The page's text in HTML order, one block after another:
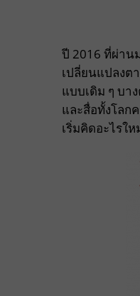
ปี 2016 ที่ผ่าน
เปลี่ยนแปลงต
แบบเดิม ๆ บา
และสื่อทั้งโลก
เริ่มคิดอะไรใ